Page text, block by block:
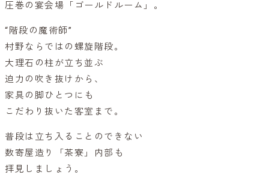
圧巻の宴会場「ゴールドルーム」。
“階段の魔術師”
村野ならではの螺旋階段。
大理石の柱が立ち並ぶ
迫力の吹き抜けから、
家具の脚ひとつにも
こだわり抜いた客室まで。
普段は立ち入ることのできない
数寄屋造り「茶寮」内部も
拝見しましょう。